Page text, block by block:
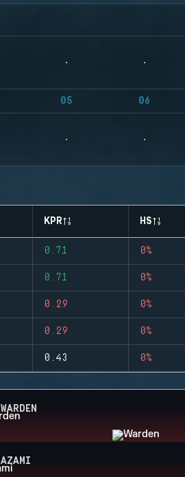
05 06
KPR HS
0.71 0%
0.71 0%
0.29 0%
0.29 0%
0.43 0%
WARDEN
AZAMI